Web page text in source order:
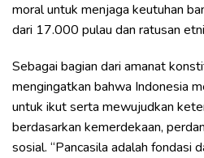
moral untuk menjaga keutuhan
dari 17.000 pulau dan ratusan
Sebagai bagian dari amanat
mengingatkan bahwa Indonesia
untuk ikut serta mewujudkan
berdasarkan kemerdekaan,
sosial. “Pancasila adalah fondasi